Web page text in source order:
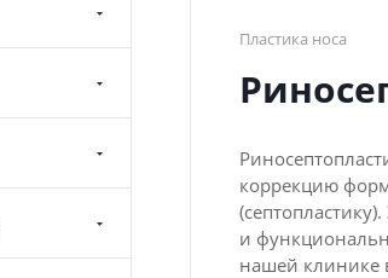
Пластика носа
коррекцию
и
нашей клинике